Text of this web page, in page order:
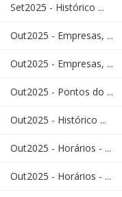
Set2025 - Histórico ...
Out2025 - Empresas, ...
Out2025 - Empresas, ...
Out2025 - Pontos do ...
Out2025 - Histórico ...
Out2025 - Horários - ...
Out2025 - Horários - ...